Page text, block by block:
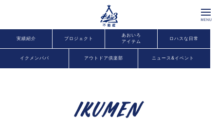
実績紹介 プロジェクト
あおいろ
アイテム
ロハスな日常
イクメンパパ アウトドア倶楽部 ニュース&イベント